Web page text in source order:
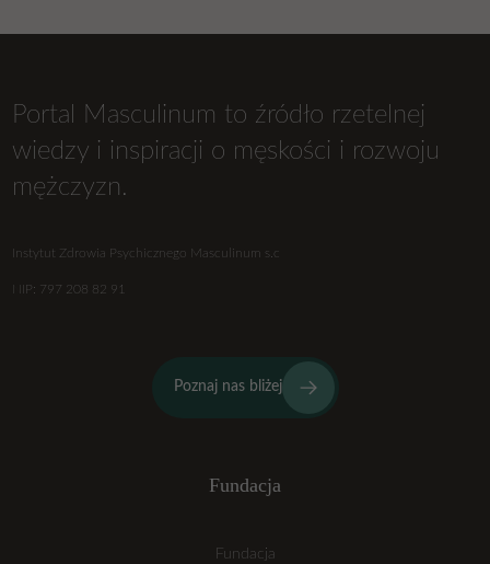
Portal Masculinum to źródło rzetelnej
wiedzy i inspiracji o męskości i rozwoju
mężczyzn.
Instytut Zdrowia Psychicznego Masculinum s.c
NIP: 797 208 82 91
Poznaj nas bliżej
Fundacja
Fundacja